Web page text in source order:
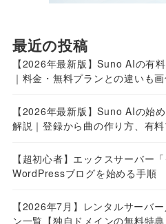
最近の投稿
【2026年最新版】Suno AIの有
｜料金・無料プランとの違いも
【2026年最新版】Suno AIの始
解説｜登録から曲の作り方、有
【超初心者】エックスサーバー
WordPressブログを始める手順
【2026年7月】レンタルサーバ
ン一覧【独自ドメインの無料特典